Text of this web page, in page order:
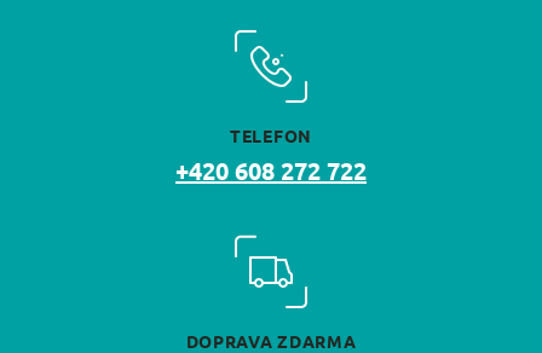
TELEFON
+420 608 272 722
DOPRAVA ZDARMA